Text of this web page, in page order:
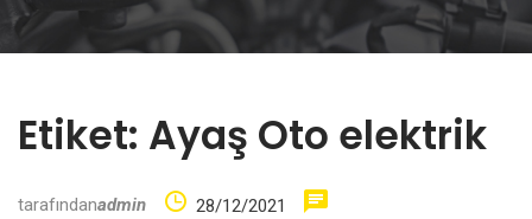
Etiket: Ayaş Oto elektrik
tarafındanadmin 28/12/2021